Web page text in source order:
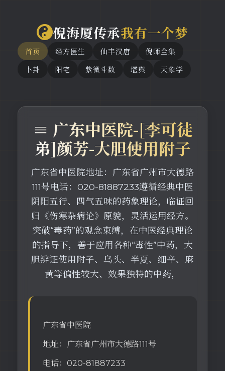
倪海厦传承我有一个梦
首页 经方医生 仙丰汉唐
倪师全集
卜卦
阳宅 紫微斗数 堪舆 天象学
≡ 广东中医院-[李可徒
弟]颜芳-大胆使用附子
广东省中医院地址：广东省广州市大德路
111号电话：020-81887233遵循经典中医
阴阳五行、四气五味的药象理论，临证回
归《伤寒杂病论》原貌，灵活运用经方。
突破“毒药”的观念束缚，在中医经典理论
的指导下，善于应用各种“毒性”中药，大
胆辨证使用附子、乌头、半夏、细辛、麻
黄等偏性较大、效果独特的中药，
广东省中医院
地址：广东省广州市大德路111号
电话：020-81887233